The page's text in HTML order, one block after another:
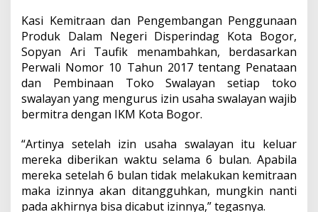
Kasi Kemitraan dan Pengembangan Penggunaan
Produk Dalam Negeri Disperindag Kota Bogor,
Sopyan Ari Taufik menambahkan, berdasarkan
Perwali Nomor 10 Tahun 2017 tentang Penataan
dan Pembinaan Toko Swalayan setiap toko
swalayan yang mengurus izin usaha swalayan wajib
bermitra dengan IKM Kota Bogor.
“Artinya setelah izin usaha swalayan itu keluar
mereka diberikan waktu selama 6 bulan. Apabila
mereka setelah 6 bulan tidak melakukan kemitraan
maka izinnya akan ditangguhkan, mungkin nanti
pada akhirnya bisa dicabut izinnya,” tegasnya.